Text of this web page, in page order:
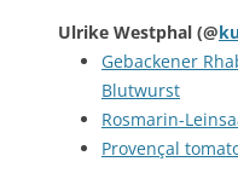
Ulrike Westphal (@
Gebackener
Blutwurst
Rosmarin-
Provençal